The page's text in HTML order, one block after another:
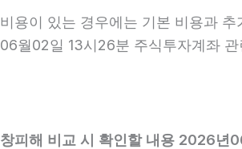
비용이 있는 경우에는 기본 비용과
06월02일 13시26분 주식투자계좌
창피해 비교 시 확인할 내용 2026년